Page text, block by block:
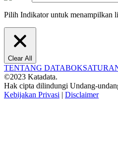
Pilih Indikator untuk menampilkan
Clear All
TENTANG DATABOKS
©2023 Katadata.
Hak cipta dilindungi Undang-
Kebijakan Privasi | Disclaimer